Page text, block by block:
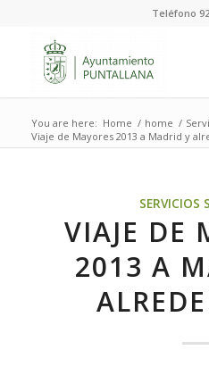
Teléfono
You are here: Home / home /
Viaje de Mayores 2013 a Madrid y
SERVICIOS
VIAJE DE
2013 A